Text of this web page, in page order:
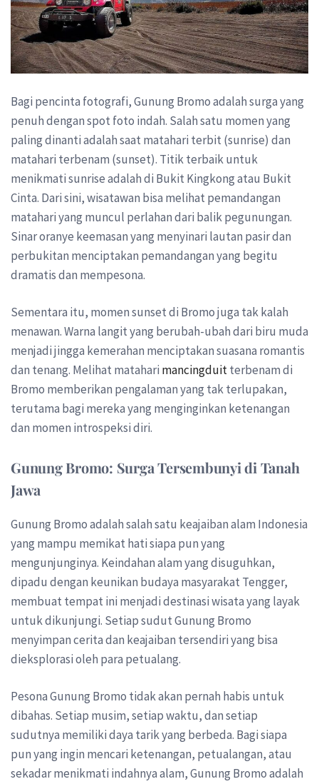
Bagi pencinta fotografi, Gunung Bromo adalah surga yang
penuh dengan spot foto indah. Salah satu momen yang
paling dinanti adalah saat matahari terbit (sunrise) dan
matahari terbenam (sunset). Titik terbaik untuk
menikmati sunrise adalah di Bukit Kingkong atau Bukit
Cinta. Dari sini, wisatawan bisa melihat pemandangan
matahari yang muncul perlahan dari balik pegunungan.
Sinar oranye keemasan yang menyinari lautan pasir dan
perbukitan menciptakan pemandangan yang begitu
dramatis dan mempesona.
Sementara itu, momen sunset di Bromo juga tak kalah
menawan. Warna langit yang berubah-ubah dari biru muda
menjadi jingga kemerahan menciptakan suasana romantis
dan tenang. Melihat matahari mancingduitterbenam di
Bromo memberikan pengalaman yang tak terlupakan,
terutama bagi mereka yang menginginkan ketenangan
dan momen introspeksi diri.
Gunung Bromo: Surga Tersembunyi di Tanah
Jawa
Gunung Bromo adalah salah satu keajaiban alam Indonesia
yang mampu memikat hati siapa pun yang
mengunjunginya. Keindahan alam yang disuguhkan,
dipadu dengan keunikan budaya masyarakat Tengger,
membuat tempat ini menjadi destinasi wisata yang layak
untuk dikunjungi. Setiap sudut Gunung Bromo
menyimpan cerita dan keajaiban tersendiri yang bisa
dieksplorasi oleh para petualang.
Pesona Gunung Bromo tidak akan pernah habis untuk
dibahas. Setiap musim, setiap waktu, dan setiap
sudutnya memiliki daya tarik yang berbeda. Bagi siapa
pun yang ingin mencari ketenangan, petualangan, atau
sekadar menikmati indahnya alam, Gunung Bromo adalah